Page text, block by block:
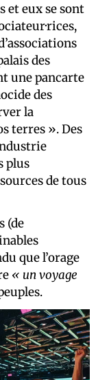
et eux se sont
des
une pancarte
des
la
terres ». Des
plus
de tous
(de
que l’orage
« un voyage